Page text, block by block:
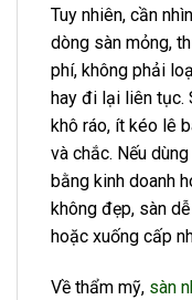
Tuy nhiên, cần
dòng sàn mỏng,
phí, không phải
hay đi lại liên tục.
khô ráo, ít kéo lê
và chắc. Nếu
bằng kinh doanh
không đẹp, sàn
hoặc xuống cấp
Về thẩm mỹ, sàn